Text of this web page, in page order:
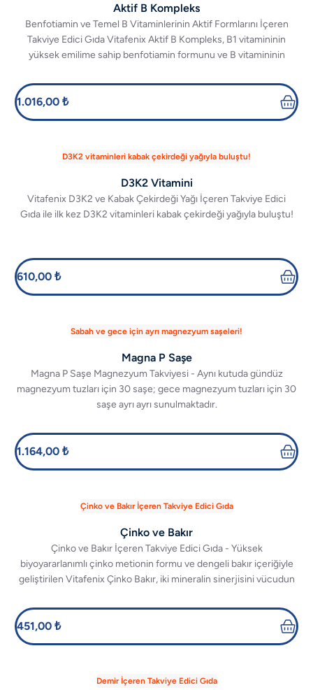
Aktif B Kompleks
Benfotiamin ve Temel B Vitaminlerinin Aktif Formlarını İçeren
Takviye Edici Gıda Vitafenix Aktif B Kompleks, B1 vitamininin
yüksek emilime sahip benfotiamin formunu ve B vitamininin
araya getiriyor.
1.016,00 ₺
D3K2 vitaminleri kabak çekirdeği yağıyla buluştu!
D3K2 Vitamini
Vitafenix D3K2 ve Kabak Çekirdeği Yağı İçeren Takviye Edici
Gıda ile ilk kez D3K2 vitaminleri kabak çekirdeği yağıyla buluştu!
610,00 ₺
Sabah ve gece için ayrı magnezyum saşeleri!
Magna P Saşe
Magna P Saşe Magnezyum Takviyesi - Aynı kutuda gündüz
magnezyum tuzları için 30 saşe; gece magnezyum tuzları için 30
saşe ayrı ayrı sunulmaktadır.
1.164,00 ₺
Çinko ve Bakır İçeren Takviye Edici Gıda
Çinko ve Bakır
Çinko ve Bakır İçeren Takviye Edici Gıda - Yüksek
biyoyararlanımlı çinko metionin formu ve dengeli bakır içeriğiyle
geliştirilen Vitafenix Çinko Bakır, iki mineralin sinerjisini vücudun
451,00 ₺
Demir İçeren Takviye Edici Gıda